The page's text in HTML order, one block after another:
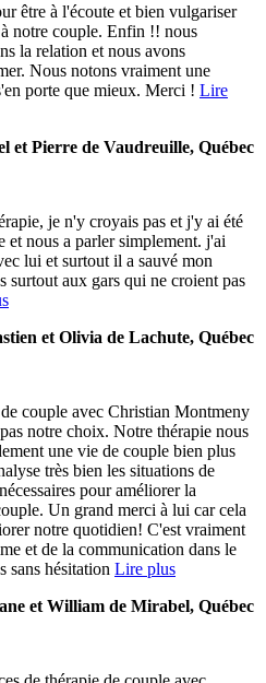
être à l'écoute et bien vulgariser
notre couple. Enfin !! nous
la relation et nous avons
Nous notons vraiment une
porte que mieux. Merci ! Lire
et Pierre de Vaudreuille, Québec
je n'y croyais pas et j'y ai été
et nous a parler simplement. j'ai
lui et surtout il a sauvé mon
surtout aux gars qui ne croient pas
et Olivia de Lachute, Québec
couple avec Christian Montmeny
notre choix. Notre thérapie nous
une vie de couple bien plus
très bien les situations de
pour améliorer la
Un grand merci à lui car cela
notre quotidien! C'est vraiment
et de la communication dans le
sans hésitation Lire plus
et William de Mirabel, Québec